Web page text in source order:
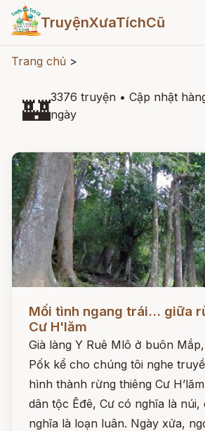
TruyệnXưaTíchCũ
Trang chủ >
🏰3376 truyện • Cập nhật
ngày
Đọc ngay
Mối tình ngang trái... giữa
Cư H'lăm
Già làng Y Ruê Mlô ở buôn
Pốk kể cho chúng tôi nghe
hình thành rừng thiêng Cư
dân tộc Êđê, Cư có nghĩa là núi,
nghĩa là loạn luân. Ngày xửa,